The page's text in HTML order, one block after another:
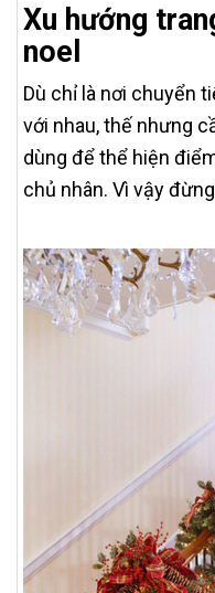
Xu hướng
noel
Dù chỉ là nơi chuyển
với nhau, thế nhưng
dùng để thể hiện
chủ nhân. Vì vậy